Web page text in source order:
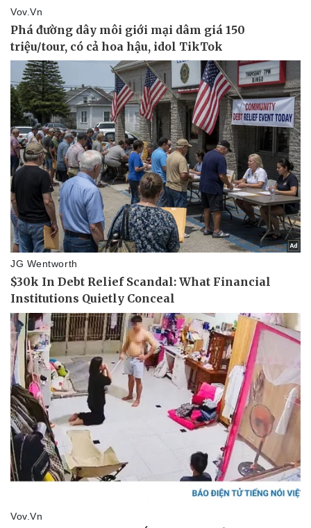
Thể thao
Bóng đá
Lịch thi đấu bóng đá
Thế giới thể thao
eSports
Hậu trường
Ô tô - Xe máy
Ô tô
Xe máy
Tư vấn